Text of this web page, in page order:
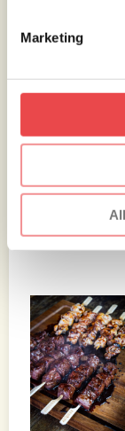
Marketing
Beide
Haal de
ze rijkelijk
alle kanten,
BBQ.